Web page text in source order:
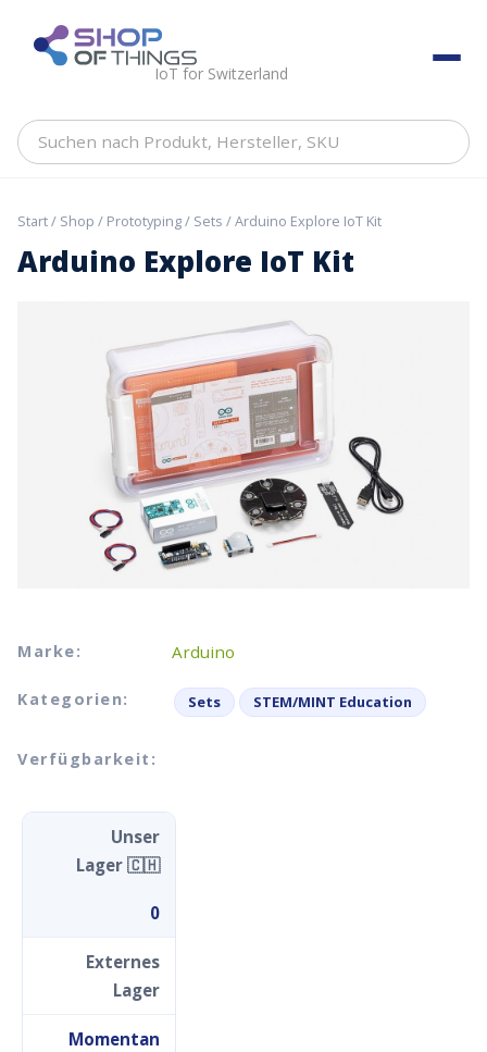
content ShopOfThings
IoT for Switzerland
Suchen
Hersteller,
Start/ Shop / Prototyping/ Sets / Arduino Explore IoT Kit
Arduino Explore IoT Kit
Marke: Arduino
Kategorien: Sets STEM/MINT Education
Verfügbarkeit:
Unser
Lager 🇨🇭
0
Externes
Lager
Momentan